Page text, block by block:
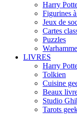
Harry
Figurines
Jeux de
Cartes
Puzzles
LIVRES
Harry
Tolkien
Cuisine
Beaux
Studio
Tarots